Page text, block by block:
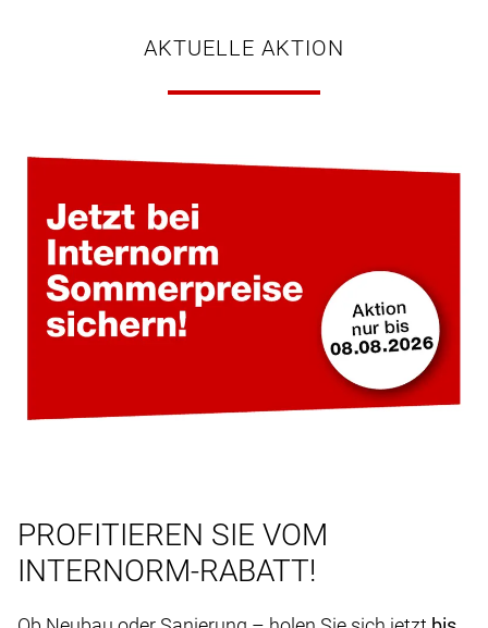
Cookies akzeptieren & fortfahren
AKTUELLE AKTION
PROFITIEREN SIE VOM
INTERNORM-RABATT!